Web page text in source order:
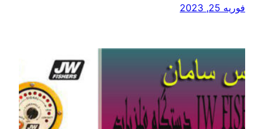
فوریه 25, 2023